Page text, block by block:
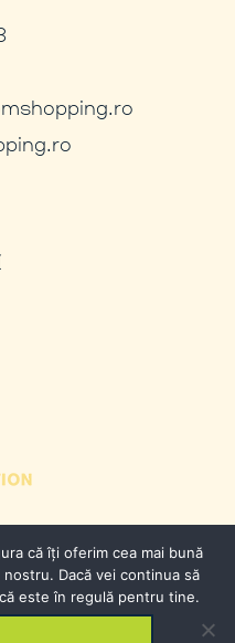
Toate drepturile
că îți oferim cea mai bună
Dacă vei continua să
este în regulă pentru tine.